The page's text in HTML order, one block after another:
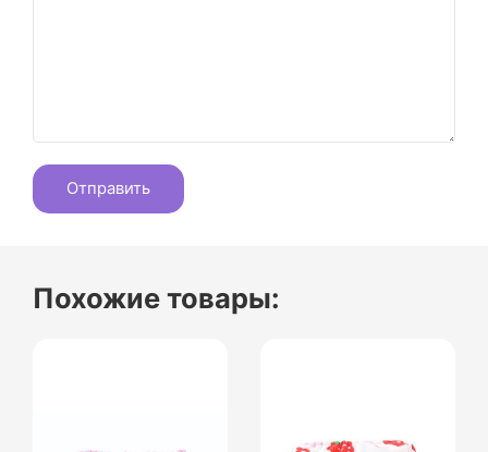
Похожие товары: